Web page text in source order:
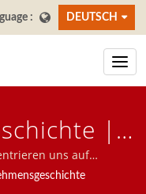
DEUTSCH
|
uns auf
einschließlich